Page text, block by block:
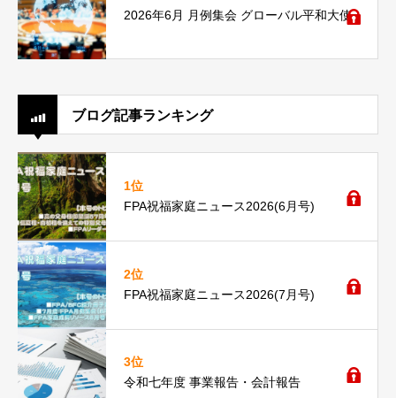
2026年6月 月例集会 グローバル平和大使
ブログ記事ランキング
1位
FPA祝福家庭ニュース2026(6月号)
2位
FPA祝福家庭ニュース2026(7月号)
3位
令和七年度 事業報告・会計報告